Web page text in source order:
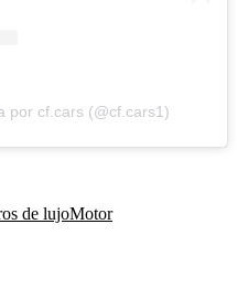
por cf.cars (@cf.cars1)
de lujoMotor